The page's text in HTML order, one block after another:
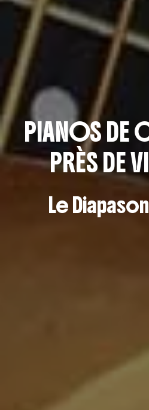
PIANOS DE
PRÈS DE
Le